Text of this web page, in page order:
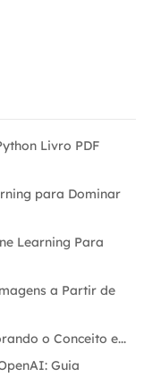
Livro PDF
para Dominar
Learning Para
a Partir de
o Conceito e...
Guia